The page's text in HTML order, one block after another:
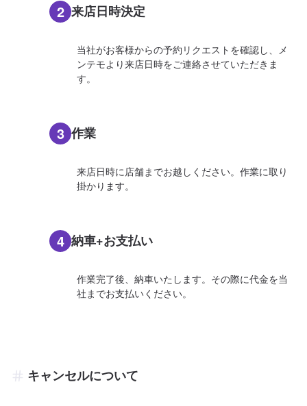
2 来店日時決定
当社がお客様からの予約リクエストを確認し、メ
ンテモより来店日時をご連絡させていただきま
す。
3 作業
来店日時に店舗までお越しください。作業に取り
掛かります。
4 納車+お支払い
作業完了後、納車いたします。その際に代金を当
社までお支払いください。
キャンセルについて